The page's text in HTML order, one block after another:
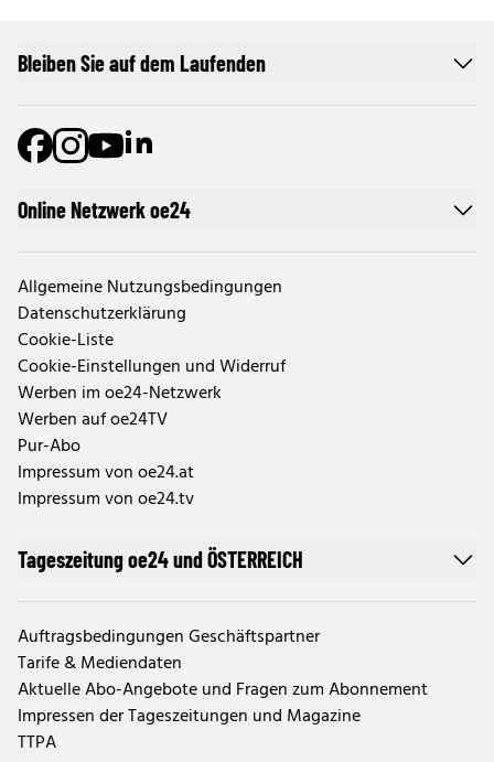
Online Netzwerk oe24
Allgemeine Nutzungsbedingungen
Datenschutzerklärung
Cookie-Liste
Cookie-Einstellungen und Widerruf
Werben im oe24-Netzwerk
Werben auf oe24TV
Pur-Abo
Impressum von oe24.at
Impressum von oe24.tv
Tageszeitung oe24 und ÖSTERREICH
Auftragsbedingungen Geschäftspartner
Tarife & Mediendaten
Aktuelle Abo-Angebote und Fragen zum Abonnement
Impressen der Tageszeitungen und Magazine
TTPA
Bleiben Sie auf dem Laufenden